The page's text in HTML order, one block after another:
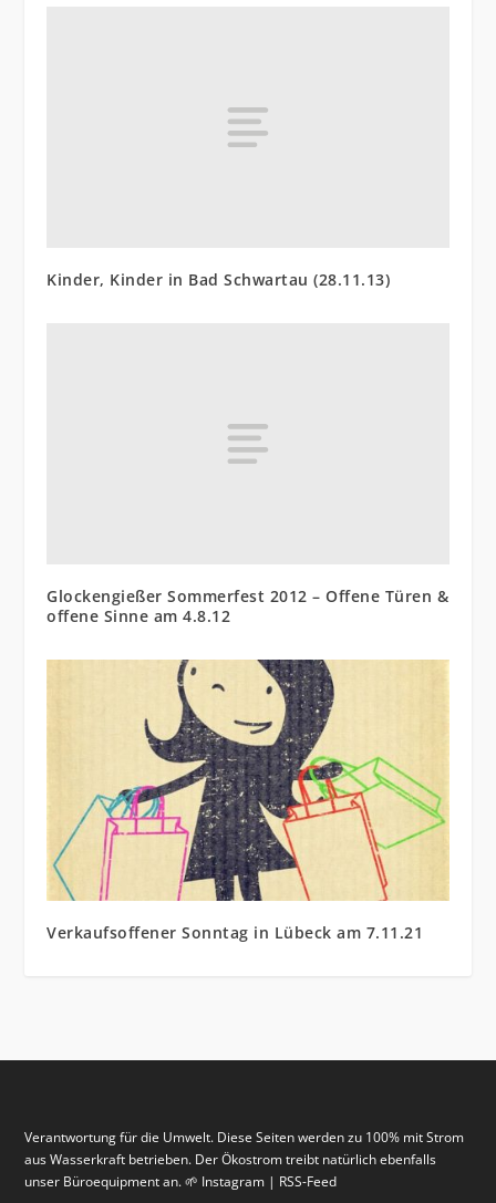
Kinder, Kinder in Bad Schwartau (28.11.13)
Glockengießer Sommerfest 2012 – Offene Türen &
offene Sinne am 4.8.12
Verkaufsoffener Sonntag in Lübeck am 7.11.21
Verantwortung für die Umwelt. Diese Seiten werden zu 100% mit Strom
aus Wasserkraft betrieben. Der Ökostrom treibt natürlich ebenfalls
unser Büroequipment an. 🌱 Instagram | RSS-Feed